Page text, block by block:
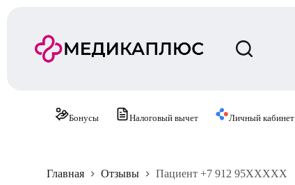
Бонусы Налоговый вычет Личный кабинет
Главная Отзывы Пациент +7 912 95XXXXX